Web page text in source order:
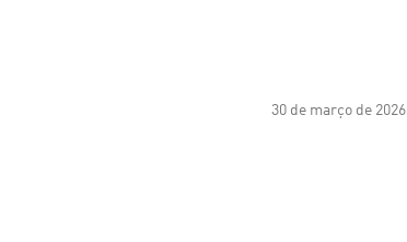
30 de março de 2026